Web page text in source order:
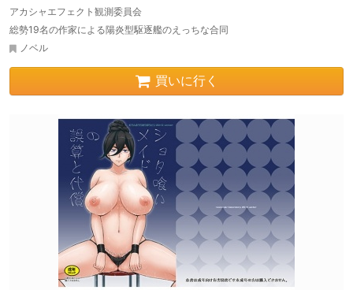
アカシャエフェクト観測委員会
総勢19名の作家による陽炎型駆逐艦のえっちな合同
ノベル
買いに行く